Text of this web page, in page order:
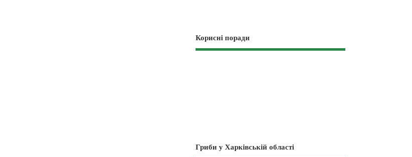
Корисні поради
Гриби у Харківській області